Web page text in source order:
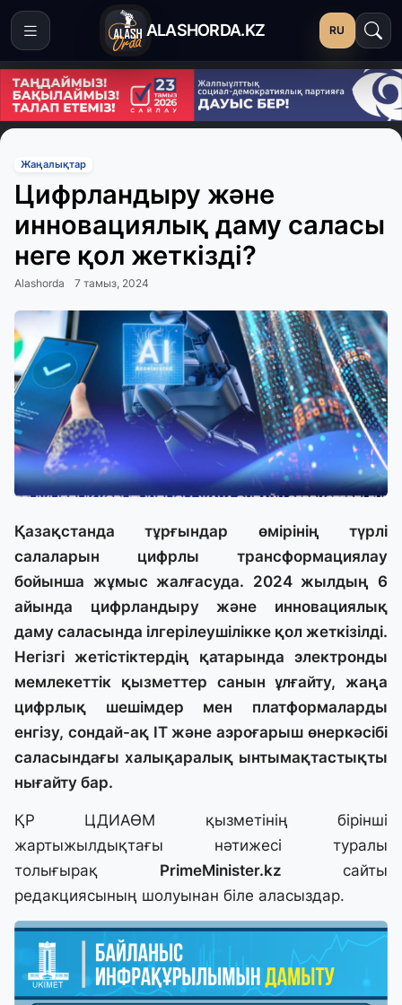
ALASHORDA.KZ RU
Жаңалықтар
Цифрландыру және
инновациялық даму саласы
неге қол жеткізді?
Alashorda 7 тамыз, 2024
Қазақстанда тұрғындар өмірінің түрлі
салаларын цифрлы трансформациялау
бойынша жұмыс жалғасуда. 2024 жылдың 6
айында цифрландыру және инновациялық
даму саласында ілгерілеушілікке қол жеткізілді.
Негізгі жетістіктердің қатарында электронды
мемлекеттік қызметтер санын ұлғайту, жаңа
цифрлық шешімдер мен платформаларды
енгізу, сондай-ақ IT және аэроғарыш өнеркәсібі
саласындағы халықаралық ынтымақтастықты
нығайту бар.
ҚР ЦДИАӨМ қызметінің бірінші
жартыжылдықтағы нәтижесі туралы
толығырақ PrimeMinister.kz сайты
редакциясының шолуынан біле аласыздар.